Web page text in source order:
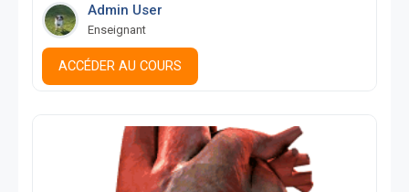
Admin User
Enseignant
ACCÉDER AU COURS